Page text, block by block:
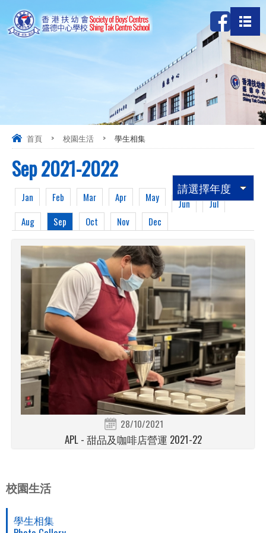
首頁 > 校園生活 > 學生相集
Sep 2021-2022
請選擇年度
Jan Feb Mar Apr May Jun
Jul
Aug
Sep Oct Nov Dec
28/10/2021
APL - 甜品及咖啡店營運 2021-22
校園生活
學生相集